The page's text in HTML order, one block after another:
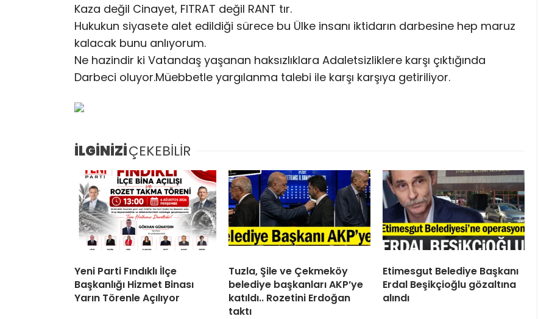
Kaza değil Cinayet, FITRAT değil RANT tır.
Hukukun siyasete alet edildiği sürece bu Ülke insanı iktidarın darbesine hep maruz
kalacak bunu anlıyorum.
Ne hazindir ki Vatandaş yaşanan haksızlıklara Adaletsizliklere karşı çıktığında
Darbeci oluyor.Müebbetle yargılanma talebi ile karşı karşıya getiriliyor.
İLGİNİZİÇEKEBİLİR
Yeni Parti Fındıklı İlçe
Başkanlığı Hizmet Binası
Yarın Törenle Açılıyor
Tuzla, Şile ve Çekmeköy
belediye başkanları AKP’ye
katıldı.. Rozetini Erdoğan
taktı
Etimesgut Belediye Başkanı
Erdal Beşikçioğlu gözaltına
alındı